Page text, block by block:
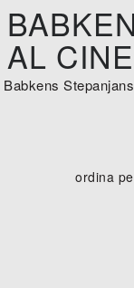
AL
Babkens Stepanjans
ordina